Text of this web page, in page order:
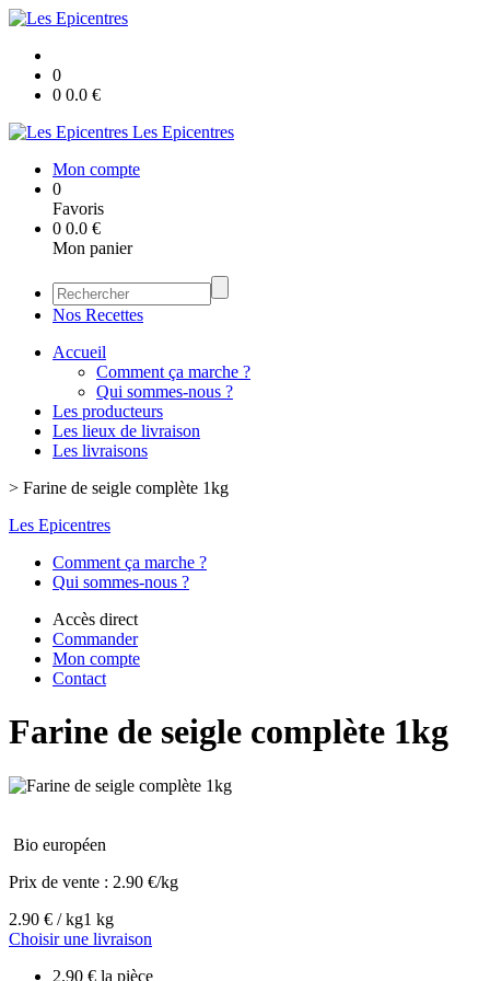
0
0 0.0 €
Les Epicentres
Mon compte
0
Favoris
0 0.0 €
Mon panier
Nos Recettes
Accueil
Comment ça marche ?
Qui sommes-nous ?
Les producteurs
Les lieux de livraison
Les livraisons
> Farine de seigle complète 1kg
Les Epicentres
Comment ça marche ?
Qui sommes-nous ?
Accès direct
Commander
Mon compte
Contact
Farine de seigle complète 1kg
Bio européen
Prix de vente : 2.90 €/kg
2.90 € / kg1 kg
Choisir une livraison
2.90 € la pièce